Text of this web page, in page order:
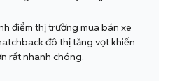
điểm thị trường mua bán xe
đô thị tăng vọt khiến
rất nhanh chóng.